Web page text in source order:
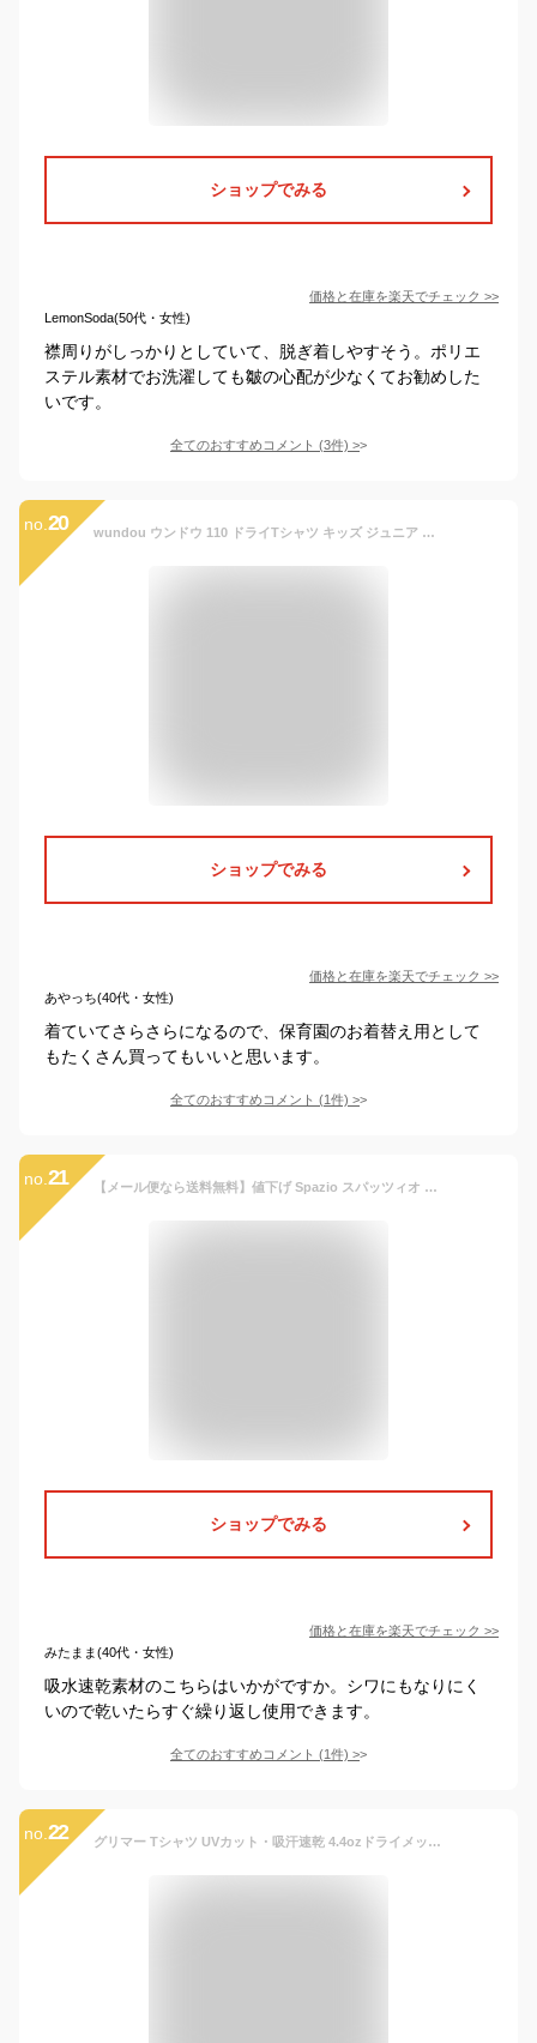
ショップでみる
価格と在庫を楽天でチェック >>
LemonSoda(50代・女性)
襟周りがしっかりとしていて、脱ぎ着しやすそう。ポリエ
ステル素材でお洗濯しても皺の心配が少なくてお勧めした
いです。
全てのおすすめコメント (3件) >
no. 20 wundou ウンドウ 110 ドライTシャツ キッズ ジュニア レディース メンズ(p-110)
ショップでみる
価格と在庫を楽天でチェック >>
あやっち(40代・女性)
着ていてさらさらになるので、保育園のお着替え用として
もたくさん買ってもいいと思います。
全てのおすすめコメント (1件) >
no. 21 【メール便なら送料無料】値下げ Spazio スパッツィオ キッズ プラクティスシャツ 練習着 Tシャツ ドライ 半袖 吸水速乾 吸汗速乾 UVケア 丸首 クルーネック スポーツ ダンス[62][KT][B]【SHOT ショット】［200710］
ショップでみる
価格と在庫を楽天でチェック >>
みたまま(40代・女性)
吸水速乾素材のこちらはいかがですか。シワにもなりにく
いので乾いたらすぐ繰り返し使用できます。
全てのおすすめコメント (1件) >
no. 22 グリマー Tシャツ UVカット・吸汗速乾 4.4ozドライメッシュTシャツ [キッズ］ 蛍光オレンジ 120cm